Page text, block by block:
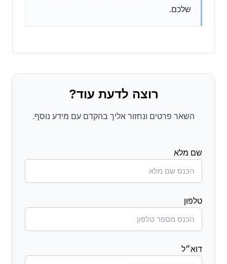
שלכם.
רוצה לדעת עוד?
השאר פרטים ונחזור אליך בהקדם עם מידע נוסף.
שם מלא
טלפון
דוא״ל